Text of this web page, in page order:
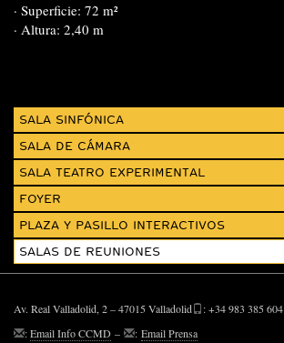
· Superficie: 72 m²
· Altura: 2,40 m
SALA SINFÓNICA
SALA DE CÁMARA
SALA TEATRO EXPERIMENTAL
FOYER
PLAZA Y PASILLO INTERACTIVOS
SALAS DE REUNIONES
Av. Real Valladolid, 2 – 47015 Valladolid
: +34 983 385 604
:Email Info CCMD – : Email Prensa